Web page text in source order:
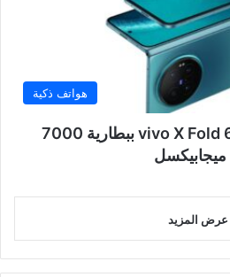
هواتف ذكية
فيفو تكشف رسميا عن vivo X Fold 6 ببطارية 7000
عرض المزيد